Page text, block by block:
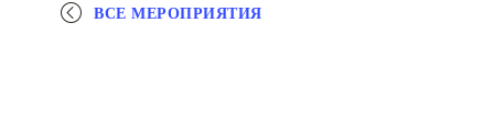
ВСЕ МЕРОПРИЯТИЯ